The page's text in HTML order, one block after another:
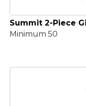
Summit 2-Piece
Minimum 50